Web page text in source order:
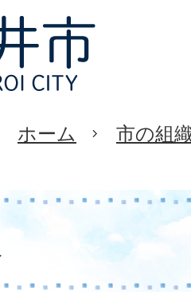
ホーム 市の組